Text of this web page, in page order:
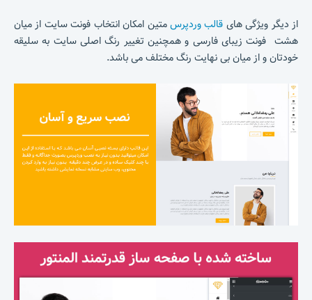
از دیگر ویژگی های قالب وردپرسمتین امکان انتخاب فونت سایت از میان
هشت فونت زیبای فارسی و همچنین تغییر رنگ اصلی سایت به سلیقه
خودتان و از میان بی نهایت رنگ مختلف می باشد.